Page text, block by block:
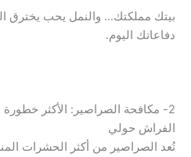
بيتك مملكتك… والنمل يحب يخترق
دفاعاتك اليوم.
2- مكافحة الصراصير: الأكثر خطورة
الفراش حولي
تُعد الصراصير من أكثر الحشرات